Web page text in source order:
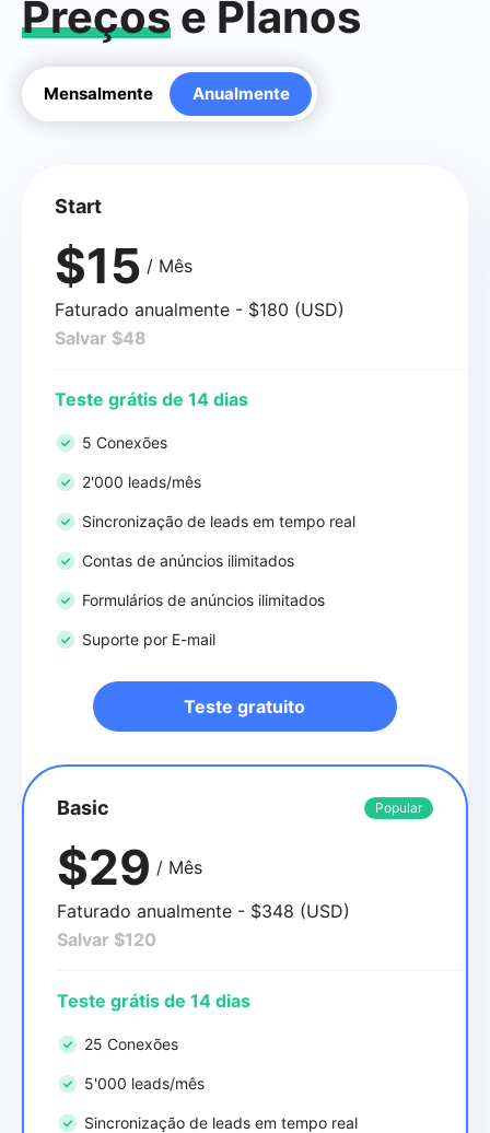
Preços e Planos
Mensalmente Anualmente
Start
$15 / Mês
Faturado anualmente - $180 (USD)
Salvar $48
Teste grátis de 14 dias
5 Conexões
2'000 leads/mês
Sincronização de leads em tempo real
Contas de anúncios ilimitados
Formulários de anúncios ilimitados
Suporte por E-mail
Teste gratuito
Basic Popular
$29 / Mês
Faturado anualmente - $348 (USD)
Salvar $120
Teste grátis de 14 dias
25 Conexões
5'000 leads/mês
Sincronização de leads em tempo real